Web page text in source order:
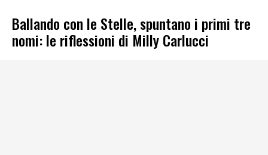
Ballando con le Stelle, spuntano i primi tre
nomi: le riflessioni di Milly Carlucci